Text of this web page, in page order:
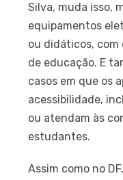
Silva, muda isso,
equipamentos
ou didáticos, com
de educação. E
casos em que os
acessibilidade,
ou atendam às
estudantes.
Assim como no